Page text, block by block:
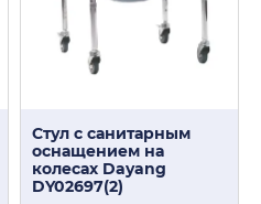
Стул с санитарным
оснащением на
колесах Dayang
DY02697(2)